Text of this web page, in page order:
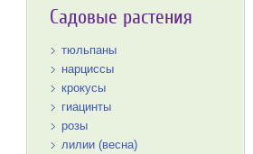
Садовые растения
тюльпаны
нарциссы
крокусы
гиацинты
розы
лилии (весна)